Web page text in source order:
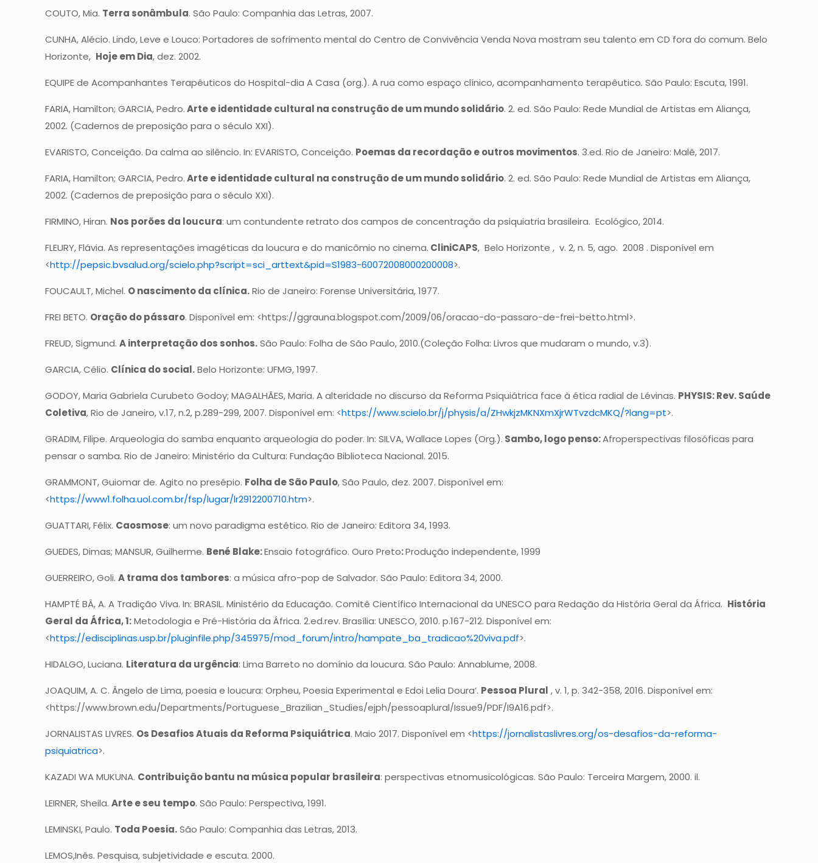
COUTO, Mia. Terra sonâmbula. São Paulo: Companhia das Letras, 2007.
CUNHA, Alécio. Lindo, Leve e Louco: Portadores de sofrimento mental do Centro de Convivência Venda Nova mostram seu talento em CD fora do comum. Belo
Horizonte, Hoje em Dia, dez. 2002.
EQUIPE de Acompanhantes Terapêuticos do Hospital-dia A Casa (org.). A rua como espaço clínico, acompanhamento terapêutico. São Paulo: Escuta, 1991.
FARIA, Hamilton; GARCIA, Pedro.Arte e identidade cultural na construção de um mundo solidário. 2. ed. São Paulo: Rede Mundial de Artistas em Aliança,
2002. (Cadernos de preposição para o século XXI).
EVARISTO, Conceição. Da calma ao silêncio. In: EVARISTO, Conceição. Poemas da recordação e outros movimentos. 3.ed. Rio de Janeiro: Malê, 2017.
FARIA, Hamilton; GARCIA, Pedro.Arte e identidade cultural na construção de um mundo solidário. 2. ed. São Paulo: Rede Mundial de Artistas em Aliança,
2002. (Cadernos de preposição para o século XXI).
FIRMINO, Hiran. Nos porões da loucura: um contundente retrato dos campos de concentração da psiquiatria brasileira. Ecológico, 2014.
FLEURY, Flávia. As representações imagéticas da loucura e do manicômio no cinema. CliniCAPS, Belo Horizonte , v. 2, n. 5, ago. 2008 . Disponível em
<http://pepsic.bvsalud.org/scielo.php?script=sci_arttext&pid=S1983-60072008000200008>.
FOUCAULT, Michel. O nascimento da clínica.Rio de Janeiro: Forense Universitária, 1977.
FREI BETO. Oração do pássaro. Disponível em: <https://ggrauna.blogspot.com/2009/06/oracao-do-passaro-de-frei-betto.html>.
FREUD, Sigmund.A interpretação dos sonhos.São Paulo: Folha de São Paulo, 2010.(Coleção Folha: Livros que mudaram o mundo, v.3).
GARCIA, Célio. Clínica do social.Belo Horizonte: UFMG, 1997.
GODOY, Maria Gabriela Curubeto Godoy; MAGALHÃES, Maria. A alteridade no discurso da Reforma Psiquiátrica face à ética radial de Lévinas. PHYSIS: Rev. Saúde
Coletiva, Rio de Janeiro, v.17, n.2, p.289-299, 2007. Disponível em: <https://www.scielo.br/j/physis/a/ZHwkjzMKNXmXjrWTvzdcMKQ/?lang=pt>.
GRADIM, Filipe. Arqueologia do samba enquanto arqueologia do poder. In: SILVA, Wallace Lopes (Org.). Sambo, logo penso:Afroperspectivas filosóficas para
pensar o samba. Rio de Janeiro: Ministério da Cultura: Fundação Biblioteca Nacional. 2015.
GRAMMONT, Guiomar de. Agito no presépio. Folha de São Paulo, São Paulo, dez. 2007. Disponível em:
<https://www1.folha.uol.com.br/fsp/lugar/lr2912200710.htm>.
GUATTARI, Félix. Caosmose: um novo paradigma estético. Rio de Janeiro: Editora 34, 1993.
GUEDES, Dimas; MANSUR, Guilherme. Bené Blake:Ensaio fotográfico. Ouro Preto:Produção independente, 1999
GUERREIRO, Goli.A trama dos tambores: a música afro-pop de Salvador. São Paulo: Editora 34, 2000.
HAMPTÉ BÂ, A. A Tradição Viva. In: BRASIL. Ministério da Educação. Comitê Científico Internacional da UNESCO para Redação da História Geral da África. História
Geral da África, 1:Metodologia e Pré-História da África. 2.ed.rev. Brasília: UNESCO, 2010. p.167-212. Disponível em:
<https://edisciplinas.usp.br/pluginfile.php/345975/mod_forum/intro/hampate_ba_tradicao%20viva.pdf>.
HIDALGO, Luciana. Literatura da urgência: Lima Barreto no domínio da loucura. São Paulo: Annablume, 2008.
JOAQUIM, A. C. Ângelo de Lima, poesia e loucura: Orpheu, Poesia Experimental e Edoi Lelia Doura’. Pessoa Plural , v. 1, p. 342-358, 2016. Disponível em:
<https://www.brown.edu/Departments/Portuguese_Brazilian_Studies/ejph/pessoaplural/Issue9/PDF/I9A16.pdf>.
JORNALISTAS LIVRES. Os Desafios Atuais da Reforma Psiquiátrica. Maio 2017. Disponível em <https://jornalistaslivres.org/os-desafios-da-reforma-
psiquiatrica>.
KAZADI WA MUKUNA. Contribuição bantu na música popular brasileira: perspectivas etnomusicológicas. São Paulo: Terceira Margem, 2000. il.
LEIRNER, Sheila.Arte e seu tempo. São Paulo: Perspectiva, 1991.
LEMINSKI, Paulo. Toda Poesia.São Paulo: Companhia das Letras, 2013.
LEMOS,Inês. Pesquisa, subjetividade e escuta. 2000.